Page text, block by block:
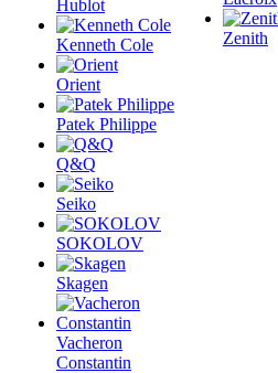
Hublot
Kenneth Cole
Orient
Patek Philippe
Q&Q
Seiko
SOKOLOV
Skagen
Vacheron
Constantin
Zenith